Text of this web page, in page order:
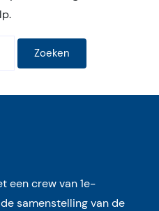
een crew van 1e-
samenstelling van de